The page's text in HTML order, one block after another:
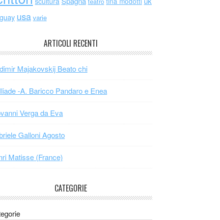
usa varie
ARTICOLI RECENTI
Majakovskij Beato chi
-A. Baricco Pandaro e Enea
Verga da Eva
Galloni Agosto
Matisse (France)
CATEGORIE